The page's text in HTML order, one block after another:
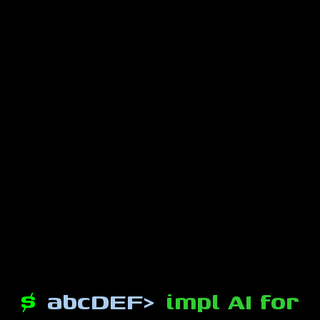
$ abcDEF> impl AI for